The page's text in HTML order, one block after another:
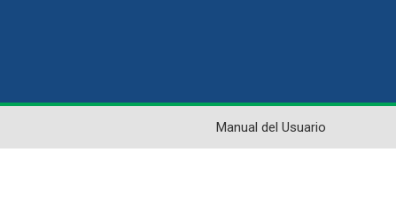
Manual del Usuario